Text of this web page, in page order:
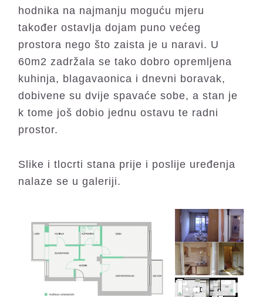
hodnika na najmanju moguću mjeru
također ostavlja dojam puno većeg
prostora nego što zaista je u naravi. U
60m2 zadržala se tako dobro opremljena
kuhinja, blagavaonica i dnevni boravak,
dobivene su dvije spavaće sobe, a stan je
k tome još dobio jednu ostavu te radni
prostor.
Slike i tlocrti stana prije i poslije uređenja
nalaze se u galeriji.